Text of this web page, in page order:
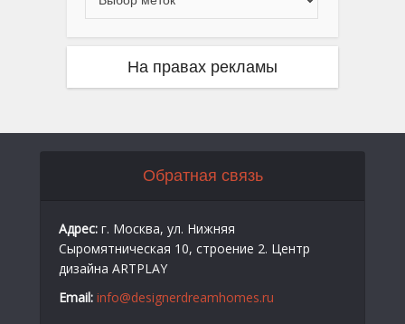
На правах рекламы
Обратная связь
Адрес: г. Москва, ул. Нижняя
Сыромятническая 10, строение 2. Центр
дизайна ARTPLAY
Email: info@designerdreamhomes.ru